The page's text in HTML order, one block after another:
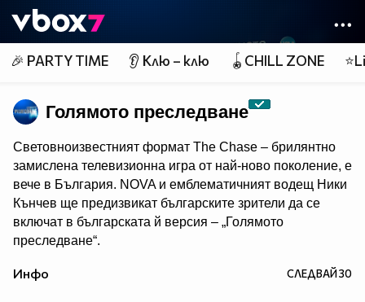
👾
🎉 PARTY TIME 👂 Клю – клю 🪀CHILL ZONE
Голямото преследване
Световноизвестният формат The Chase – брилянтно
замислена телевизионна игра от най-ново поколение, e
вече в България. NOVA и емблематичният водещ Ники
Кънчев ще предизвикат българските зрители да се
включат в българската й версия – „Голямото
преследване“.
ще бъде издигнато в култ, а Ники Кънчев ще запознае
Инфо СЛЕДВАЙ30